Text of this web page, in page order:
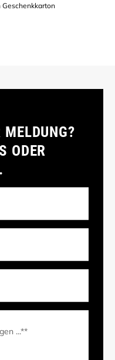
MELDUNG?
ODER